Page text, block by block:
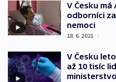
V Česku má
odborníci
nemoci
18. 6. 2021 |
V Česku
až 10 tisíc